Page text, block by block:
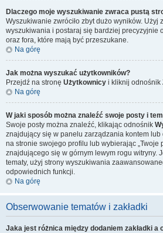
Dlaczego moje wyszukiwanie zwraca pustą
Wyszukiwanie zwróciło zbyt dużo wyników. Użyj
wyszukiwania i postaraj się bardziej precyzyjnie
oraz fora, które mają być przeszukane.
Na górę
Jak można wyszukać użytkowników?
Przejdź na stronę Użytkownicy i kliknij odnośnik
Na górę
W jaki sposób można znaleźć swoje posty i
Swoje posty można znaleźć, klikając odnośnik
znajdujący się w panelu zarządzania kontem lub
na stronie swojego profilu lub wybierając „Twoje
znajdującego się w górnym lewym rogu witryny.
tematy, użyj strony wyszukiwania
odpowiednich funkcji.
Na górę
Obserwowanie tematów i zakładki
Jaka jest różnica między dodaniem zakładki a